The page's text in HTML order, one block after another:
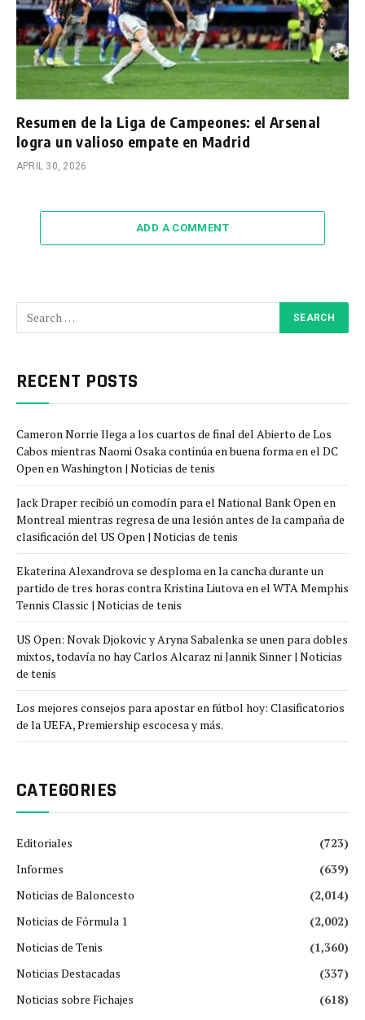
Resumen de la Liga de Campeones: el Arsenal
logra un valioso empate en Madrid
APRIL 30, 2026
ADD A COMMENT
RECENT POSTS
Cameron Norrie llega a los cuartos de final del Abierto de Los
Cabos mientras Naomi Osaka continúa en buena forma en el DC
Open en Washington | Noticias de tenis
Jack Draper recibió un comodín para el National Bank Open en
Montreal mientras regresa de una lesión antes de la campaña de
clasificación del US Open | Noticias de tenis
Ekaterina Alexandrova se desploma en la cancha durante un
partido de tres horas contra Kristina Liutova en el WTA Memphis
Tennis Classic | Noticias de tenis
US Open: Novak Djokovic y Aryna Sabalenka se unen para dobles
mixtos, todavía no hay Carlos Alcaraz ni Jannik Sinner | Noticias
de tenis
Los mejores consejos para apostar en fútbol hoy: Clasificatorios
de la UEFA, Premiership escocesa y más.
CATEGORIES
Editoriales
(723)
Informes
(639)
Noticias de Baloncesto
(2,014)
Noticias de Fórmula 1
(2,002)
Noticias de Tenis
(1,360)
Noticias Destacadas
(337)
Noticias sobre Fichajes
(618)